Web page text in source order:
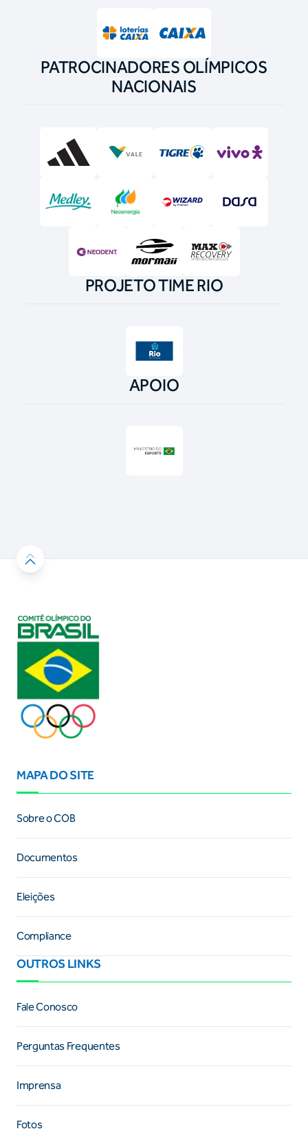
PATROCINADORES OLÍMPICOS
NACIONAIS
PROJETO TIME RIO
APOIO
MAPA DO SITE
Sobre o COB
Documentos
Eleições
Compliance
OUTROS LINKS
Fale Conosco
Perguntas Frequentes
Imprensa
Fotos